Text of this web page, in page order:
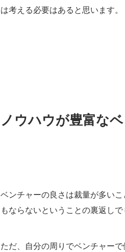
は考える必要はあると思います。
ノウハウが豊富な
ベンチャーの良さは裁量が多い
もならないということの裏返しで
ただ、自分の周りでベンチャー